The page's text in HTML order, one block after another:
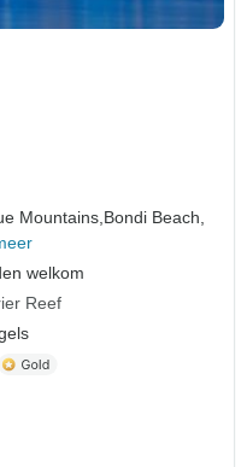
Mountains,Bondi Beach,
welkom
Reef